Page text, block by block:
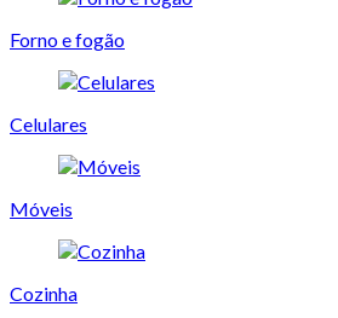
Forno e fogão
Celulares
Móveis
Cozinha